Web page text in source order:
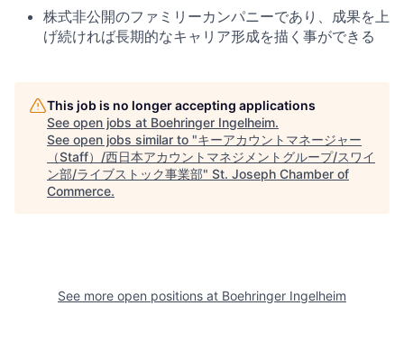
株式非公開のファミリーカンパニーであり、成果を上
げ続ければ長期的なキャリア形成を描く事ができる
This job is no longer accepting applications
See open jobs at Boehringer Ingelheim.
See open jobs similar to "キーアカウントマネージャー
（Staff）/西日本アカウントマネジメントグループ/スワイ
ン部/ライブストック事業部" St. Joseph Chamber of
Commerce.
See more open positions at Boehringer Ingelheim